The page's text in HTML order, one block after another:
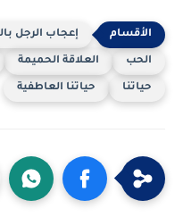
إعجاب الرجل
الحب العلاقة الحميمة
حياتنا حياتنا العاطفية